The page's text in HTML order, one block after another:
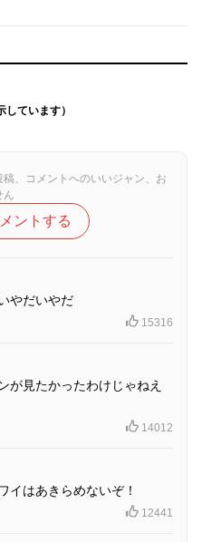
ています）
、コメントへのいいジャン、お
ん
ントする
やだいやだ
15316
が見たかったわけじゃねえ
14012
イはあきらめないぞ！
12441